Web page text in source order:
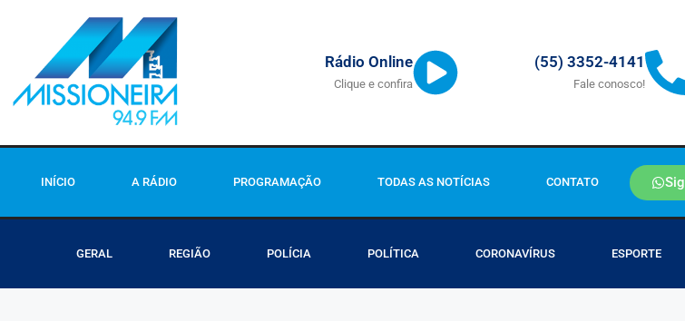
Rádio Online
Clique e confira
(55) 3352-4141
Fale conosco!
INÍCIO A RÁDIO PROGRAMAÇÃO TODAS AS NOTÍCIAS CONTATO
GERAL REGIÃO POLÍCIA POLÍTICA CORONAVÍRUS ESPORTE